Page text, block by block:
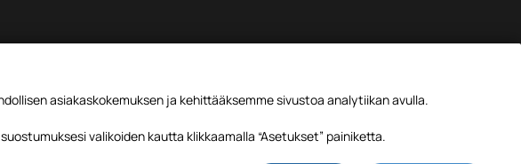
asiakaskokemuksen ja kehittääksemme sivustoa analytiikan avulla.
valikoiden kautta klikkaamalla “Asetukset” painiketta.